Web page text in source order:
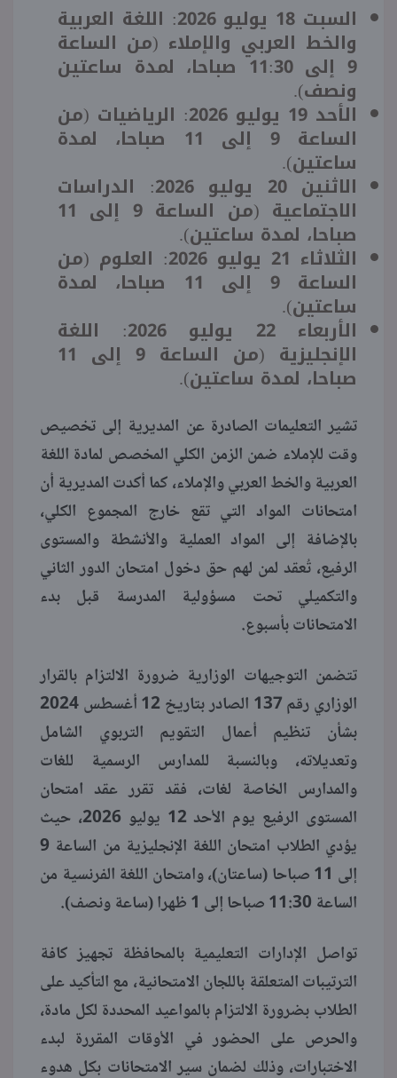
السبت 18 يوليو 2026: اللغة العربية
والخط العربي والإملاء (من الساعة
9 إلى 11:30 صباحا، لمدة ساعتين
ونصف).
الأحد 19 يوليو 2026: الرياضيات (من
الساعة 9 إلى 11 صباحا، لمدة
ساعتين).
الاثنين 20 يوليو 2026: الدراسات
الاجتماعية (من الساعة 9 إلى 11
صباحا، لمدة ساعتين).
الثلاثاء 21 يوليو 2026: العلوم (من
الساعة 9 إلى 11 صباحا، لمدة
ساعتين).
الأربعاء 22 يوليو 2026: اللغة
الإنجليزية (من الساعة 9 إلى 11
صباحا، لمدة ساعتين).
تشير التعليمات الصادرة عن المديرية إلى تخصيص
وقت للإملاء ضمن الزمن الكلي المخصص لمادة اللغة
العربية والخط العربي والإملاء، كما أكدت المديرية أن
امتحانات المواد التي تقع خارج المجموع الكلي،
بالإضافة إلى المواد العملية والأنشطة والمستوى
الرفيع، تُعقد لمن لهم حق دخول امتحان الدور الثاني
والتكميلي تحت مسؤولية المدرسة قبل بدء
الامتحانات بأسبوع.
تتضمن التوجيهات الوزارية ضرورة الالتزام بالقرار
الوزاري رقم 137 الصادر بتاريخ 12 أغسطس 2024
بشأن تنظيم أعمال التقويم التربوي الشامل
وتعديلاته، وبالنسبة للمدارس الرسمية للغات
والمدارس الخاصة لغات، فقد تقرر عقد امتحان
المستوى الرفيع يوم الأحد 12 يوليو 2026، حيث
يؤدي الطلاب امتحان اللغة الإنجليزية من الساعة 9
إلى 11 صباحا (ساعتان)، وامتحان اللغة الفرنسية من
الساعة 11:30 صباحا إلى 1 ظهرا (ساعة ونصف).
تواصل الإدارات التعليمية بالمحافظة تجهيز كافة
الترتيبات المتعلقة باللجان الامتحانية، مع التأكيد على
الطلاب بضرورة الالتزام بالمواعيد المحددة لكل مادة،
والحرص على الحضور في الأوقات المقررة لبدء
الاختبارات، وذلك لضمان سير الامتحانات بكل هدوء